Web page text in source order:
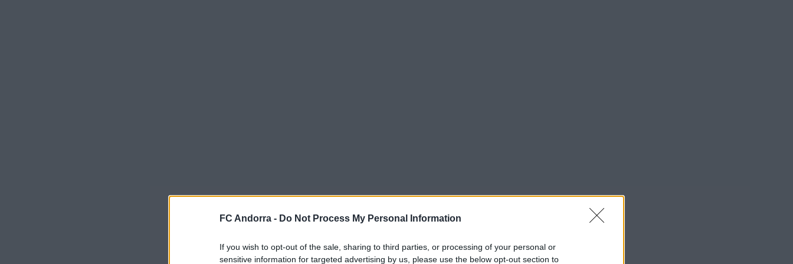
FC Andorra - Do Not Process My Personal Information
If you wish to opt-out of the sale, sharing to third parties, or processing of your personal or
sensitive information for targeted advertising by us, please use the below opt-out section to